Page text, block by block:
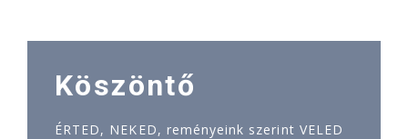
Köszöntő
ÉRTED, NEKED, reményeink szerint VELED